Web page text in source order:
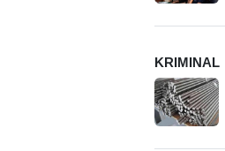
KRIMINAL